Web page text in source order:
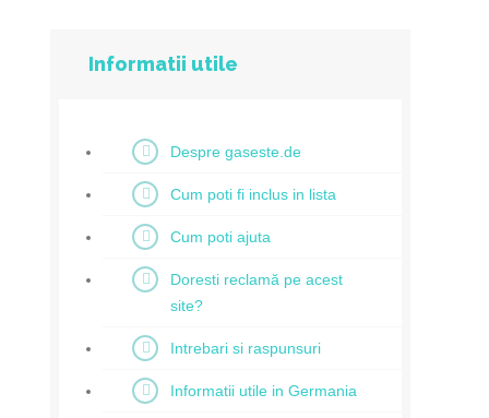
Informatii utile
Despre gaseste.de
Cum poti fi inclus in lista
Cum poti ajuta
Doresti reclamă pe acest
site?
Intrebari si raspunsuri
Informatii utile in Germania